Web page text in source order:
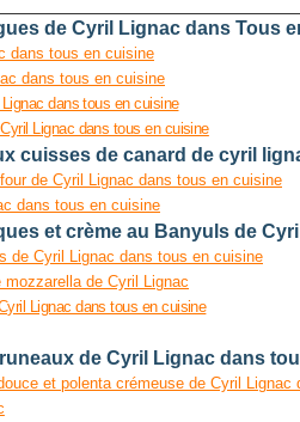
de Cyril Lignac dans Tous
dans tous en cuisine
dans tous en cuisine
dans tous en cuisine
Lignac dans tous en cuisine
cuisses de canard de cyril
de Cyril Lignac dans tous en cuisine
dans tous en cuisine
et crème au Banyuls de
de Cyril Lignac dans tous en cuisine
de Cyril Lignac
Lignac dans tous en cuisine
de Cyril Lignac dans
et polenta crémeuse de Cyril